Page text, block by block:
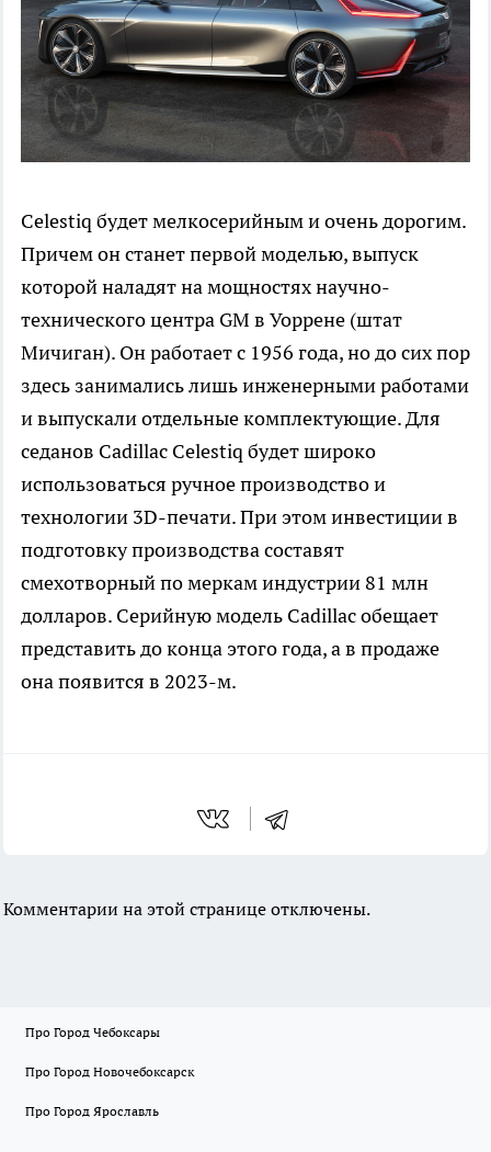
Celestiq будет мелкосерийным и очень дорогим.
Причем он станет первой моделью, выпуск
которой наладят на мощностях научно-
технического центра GM в Уоррене (штат
Мичиган). Он работает с 1956 года, но до сих пор
здесь занимались лишь инженерными работами
и выпускали отдельные комплектующие. Для
седанов Cadillac Celestiq будет широко
использоваться ручное производство и
технологии 3D-печати. При этом инвестиции в
подготовку производства составят
смехотворный по меркам индустрии 81 млн
долларов. Серийную модель Cadillac обещает
представить до конца этого года, а в продаже
она появится в 2023-м.
Комментарии на этой странице отключены.
Про Город Чебоксары
Про Город Новочебоксарск
Про Город Ярославль